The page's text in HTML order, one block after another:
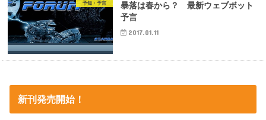
予知・予言
暴落は春から？ 最新ウェブボット
予言
2017.01.11
新刊発売開始！